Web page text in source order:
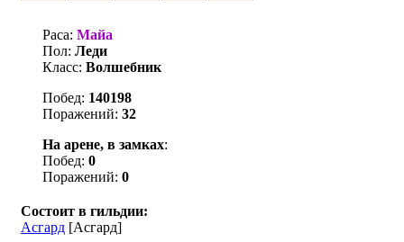
Раса: Майа
Пол: Леди
Класс: Волшебник
Побед: 140198
Поражений: 32
На арене, в замках:
Побед: 0
Поражений: 0
Состоит в гильдии:
Асгард [Асгард]